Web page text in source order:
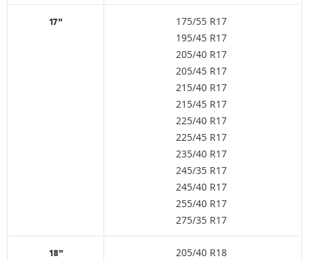
17"
175/55 R17
195/45 R17
205/40 R17
205/45 R17
215/40 R17
215/45 R17
225/40 R17
225/45 R17
235/40 R17
245/35 R17
245/40 R17
255/40 R17
275/35 R17
18"
205/40 R18